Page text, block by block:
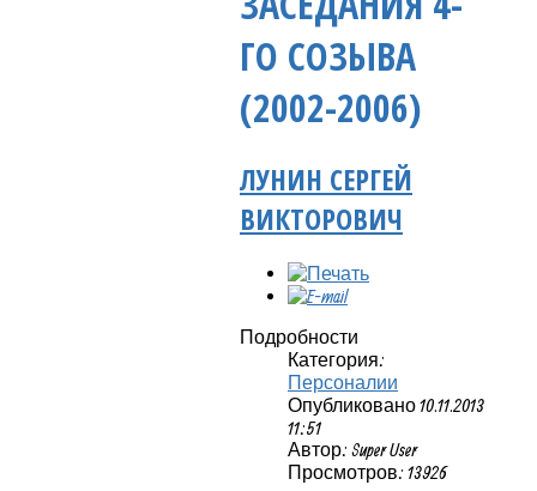
ГО СОЗЫВА
(2002-2006)
ЛУНИН СЕРГЕЙ
ВИКТОРОВИЧ
Подробности
Категория:
Персоналии
Опубликовано 10.11.2013
11:51
Автор: Super User
Просмотров: 13926